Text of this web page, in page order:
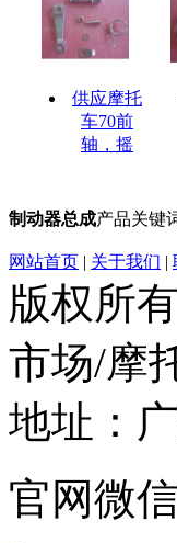
供应摩托
车70前
轴，摇
制动器总成产品关键
网站首页 | 关于我们 |
版权所
市场/摩
地址：
官网微